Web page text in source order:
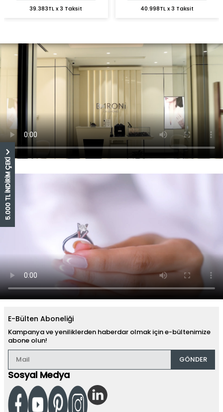
5.000 TL İNDİRİM ÇEKİ
39.383TL x 3 Taksit 40.998TL x 3 Taksit
E-Bülten Aboneliği
Kampanya ve yeniliklerden haberdar olmak için e-bültenimize
abone olun!
GÖNDER
Sosyal Medya